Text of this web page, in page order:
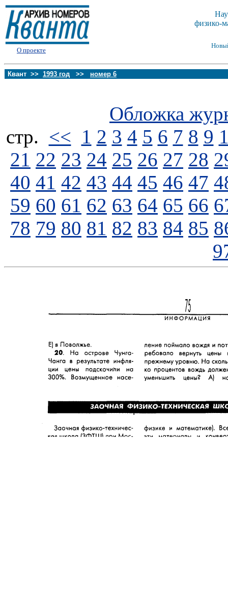
О проекте
физико-
Квант >> 1993 год >> номер 6
Обложка
стp. << 1 2 3 4 5 6 7 8 9
21 22 23 24 25 26 27 28
40 41 42 43 44 45 46 47
59 60 61 62 63 64 65 66
78 79 80 81 82 83 84 85